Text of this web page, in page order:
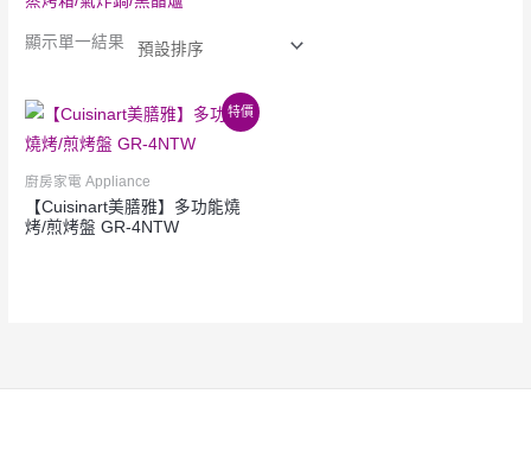
顯示單一結果
特價
廚房家電 Appliance
【Cuisinart美膳雅】多功能燒
烤/煎烤盤 GR-4NTW